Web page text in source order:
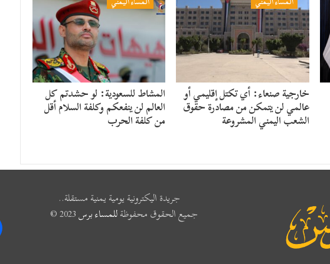
خارجية صنعاء: أي تكتل إقليمي أو
عالمي لن يتمكن من مصادرة حقوق
الشعب اليمني المشروعة
المشاط للسعودية: لو حشدتم كل
العالم لن ينفعكم وكلفة السلام أقل
من كلفة الحرب
جريدة اليكترونية يومية يمنية مستقلة..
جميع الحقوق محفوظةللمساء برس